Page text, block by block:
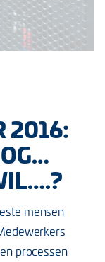
2016:
mensen
processen